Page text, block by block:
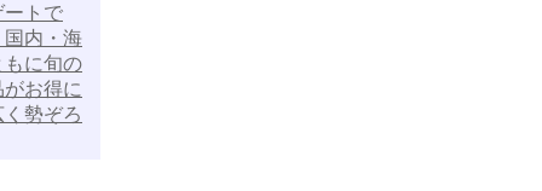
ートで
国内・海
もに旬の
がお得に
く勢ぞろ